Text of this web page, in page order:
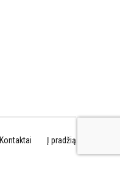
Kontaktai Į pradžią